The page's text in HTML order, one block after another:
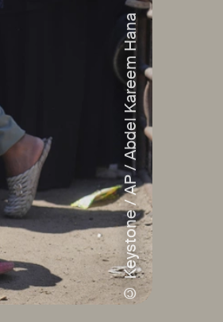
© Keystone / AP / Abdel Kareem Hana